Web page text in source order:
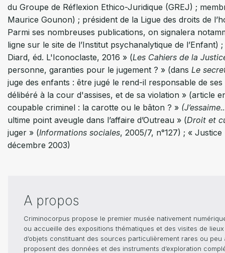
du Groupe de Réflexion Ethico-Juridique (GREJ) ;
Maurice Gounon) ; président de la Ligue des droits de
Parmi ses nombreuses publications, on signalera
ligne sur le site de l’Institut psychanalytique de
Diard, éd. L'Iconoclaste, 2016 » (Les Cahiers de la
personne, garanties pour le jugement ? » (dans Le
juge des enfants : être jugé le rend-il responsable de ses
délibéré à la cour d'assises, et de sa violation » (article
coupable criminel : la carotte ou le bâton ? »
ultime point aveugle dans l’affaire d’Outreau » (Droit et
juger » (Informations sociales, 2005/7, n°127) ; «
décembre 2003)
A propos
Criminocorpus propose le premier musée nativement
ou accueille des expositions thématiques et des visites de
d’objets constituant des sources particulièrement rares ou
proposent des données et des instruments d’exploration